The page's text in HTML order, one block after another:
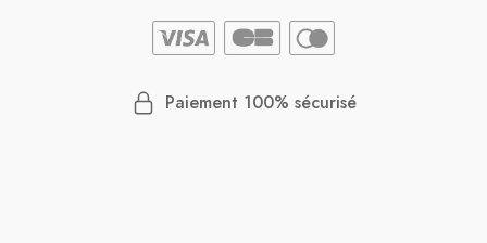
Paiement 100% sécurisé